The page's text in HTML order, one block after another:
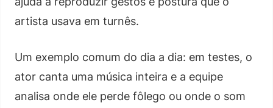
artista usava em turnês.
Um exemplo comum do dia a dia: em testes, o
ator canta uma música inteira e a equipe
analisa onde ele perde fôlego ou onde o som